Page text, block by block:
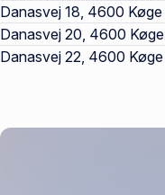
Danasvej 18, 4600 Køge
Danasvej 20, 4600 Køge
Danasvej 22, 4600 Køge